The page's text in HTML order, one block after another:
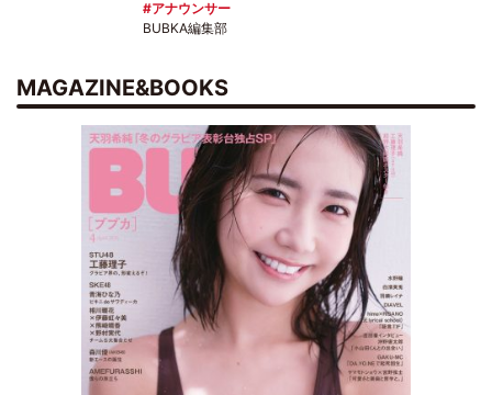
アナウンサー
BUBKA編集部
MAGAZINE&BOOKS